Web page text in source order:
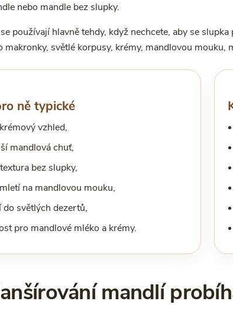
nebo mandle bez slupky.
používají hlavně tehdy, když nechcete, aby se
makronky, světlé korpusy, krémy, mandlovou mouku,
ně typické
vzhled,
mandlová chuť,
bez slupky,
na mandlovou mouku,
do světlých dezertů,
pro mandlové mléko a krémy.
mandlí